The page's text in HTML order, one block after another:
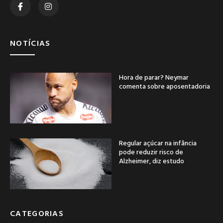
NOTÍCIAS
Hora de parar? Neymar
comenta sobre aposentadoria
Regular açúcar na infância
pode reduzir risco de
Alzheimer, diz estudo
CATEGORIAS